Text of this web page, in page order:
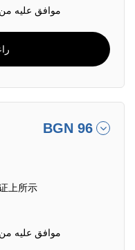
موافق عليه من
BGN 96
上所示
موافق عليه من